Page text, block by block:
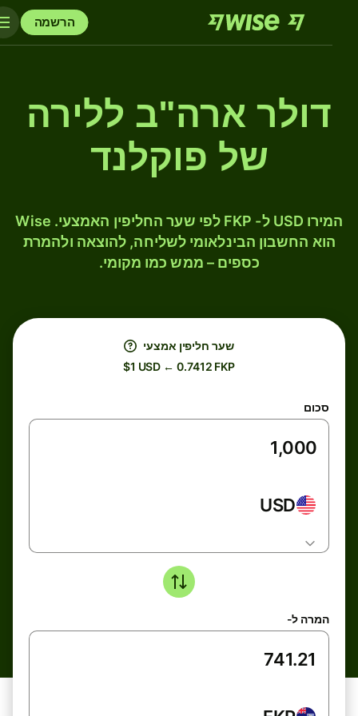
הרשמה
דולר ארה"ב ללירה
של פוקלנד
המירו USD ל- FKP לפי שער החליפין האמצעי. Wise
הוא החשבון הבינלאומי לשליחה, להוצאה ולהמרת
כספים – ממש כמו מקומי.
שער חליפין אמצעי
$1 USD ← 0.7412 FKP
סכום
USD
המרה ל-